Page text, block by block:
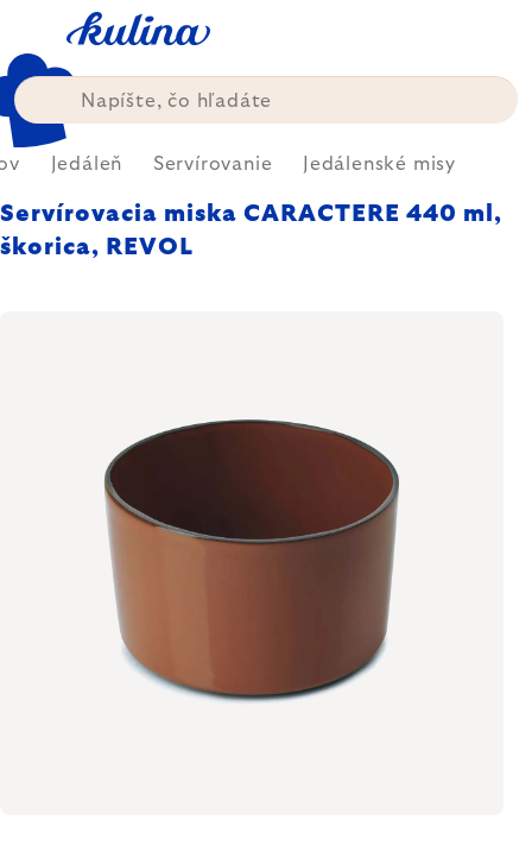
obsah
Jedáleň Servírovanie Jedálenské misy
Servírovacia miska CARACTERE 440 ml,
škorica, REVOL